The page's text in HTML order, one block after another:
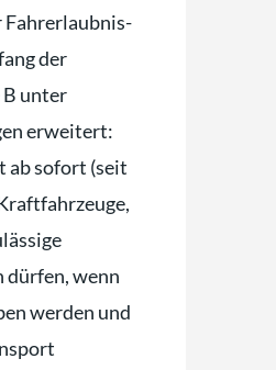
Fahrerlaubnis-
der
unter
erweitert:
ab sofort (seit
dürfen, wenn
werden und